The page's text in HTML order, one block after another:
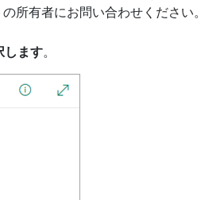
所有者にお問い合わせください。
します。